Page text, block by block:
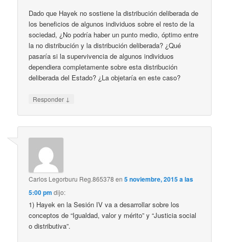
Dado que Hayek no sostiene la distribución deliberada de
los beneficios de algunos individuos sobre el resto de la
sociedad, ¿No podría haber un punto medio, óptimo entre
la no distribución y la distribución deliberada? ¿Qué
pasaría si la supervivencia de algunos individuos
dependiera completamente sobre esta distribución
deliberada del Estado? ¿La objetaría en este caso?
Responder ↓
Carlos Legorburu Reg.865378 en5 noviembre, 2015 a las
5:00 pm dijo:
1) Hayek en la Sesión IV va a desarrollar sobre los
conceptos de “Igualdad, valor y mérito” y “Justicia social
o distributiva”.